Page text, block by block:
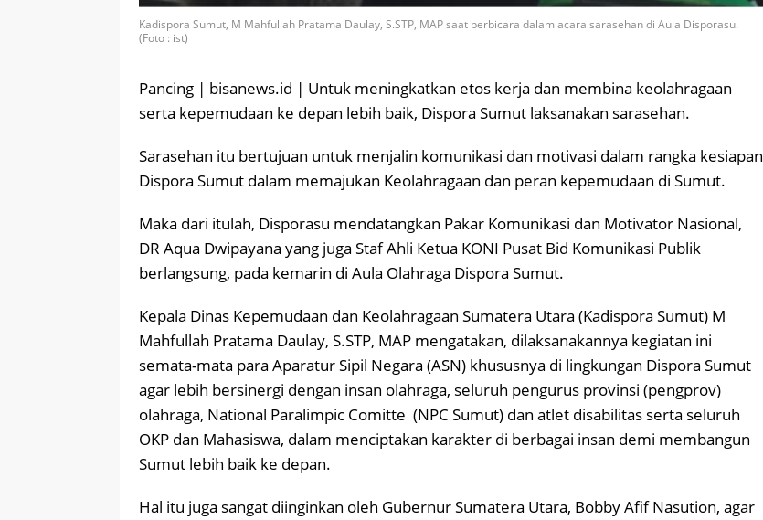
Kadispora Sumut, M Mahfullah Pratama Daulay, S.STP, MAP saat berbicara dalam acara sarasehan di Aula Disporasu.
(Foto : ist)
Pancing | bisanews.id | Untuk meningkatkan etos kerja dan membina keolahragaan
serta kepemudaan ke depan lebih baik, Dispora Sumut laksanakan sarasehan.
Sarasehan itu bertujuan untuk menjalin komunikasi dan motivasi dalam rangka kesiapan
Dispora Sumut dalam memajukan Keolahragaan dan peran kepemudaan di Sumut.
Maka dari itulah, Disporasu mendatangkan Pakar Komunikasi dan Motivator Nasional,
DR Aqua Dwipayana yang juga Staf Ahli Ketua KONI Pusat Bid Komunikasi Publik
berlangsung, pada kemarin di Aula Olahraga Dispora Sumut.
Kepala Dinas Kepemudaan dan Keolahragaan Sumatera Utara (Kadispora Sumut) M
Mahfullah Pratama Daulay, S.STP, MAP mengatakan, dilaksanakannya kegiatan ini
semata-mata para Aparatur Sipil Negara (ASN) khususnya di lingkungan Dispora Sumut
agar lebih bersinergi dengan insan olahraga, seluruh pengurus provinsi (pengprov)
olahraga, National Paralimpic Comitte (NPC Sumut) dan atlet disabilitas serta seluruh
OKP dan Mahasiswa, dalam menciptakan karakter di berbagai insan demi membangun
Sumut lebih baik ke depan.
Hal itu juga sangat diinginkan oleh Gubernur Sumatera Utara, Bobby Afif Nasution, agar